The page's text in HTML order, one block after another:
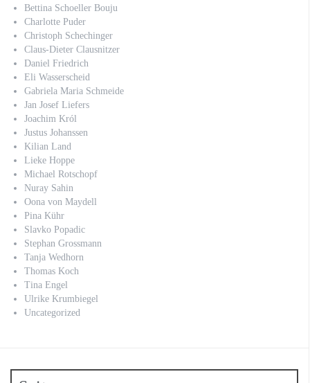
Bettina Schoeller Bouju
Charlotte Puder
Christoph Schechinger
Claus-Dieter Clausnitzer
Daniel Friedrich
Eli Wasserscheid
Gabriela Maria Schmeide
Jan Josef Liefers
Joachim Król
Justus Johanssen
Kilian Land
Lieke Hoppe
Michael Rotschopf
Nuray Sahin
Oona von Maydell
Pina Kühr
Slavko Popadic
Stephan Grossmann
Tanja Wedhorn
Thomas Koch
Tina Engel
Ulrike Krumbiegel
Uncategorized